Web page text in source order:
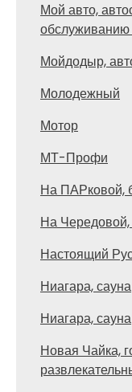
Мой авто,
обслуживанию
Мойдодыр,
Молодежный
Мотор
МТ-Профи
На ПАРковой,
На
Настоящий
Ниагара, сауна
Ниагара, сауна
Новая Чайка,